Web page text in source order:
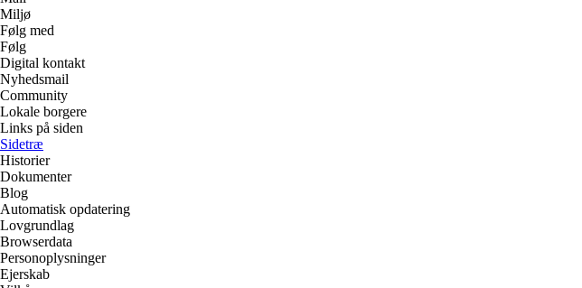
Miljø
Følg med
Følg
Digital kontakt
Nyhedsmail
Community
Lokale borgere
Links på siden
Sidetræ
Historier
Dokumenter
Blog
Automatisk opdatering
Lovgrundlag
Browserdata
Personoplysninger
Ejerskab